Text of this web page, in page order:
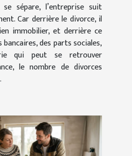
sépare, l’entreprise suit
Car derrière le divorce, il
immobilier, et derrière ce
des parts sociales,
qui peut se retrouver
le nombre de divorces